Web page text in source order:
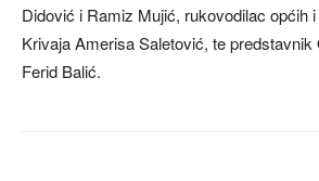
Didović i Ramiz Mujić, rukovodilac općih
Krivaja Amerisa Saletović, te predstavnik
Ferid Balić.